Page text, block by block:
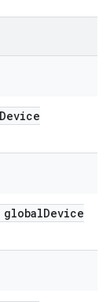
Device
globalDevice